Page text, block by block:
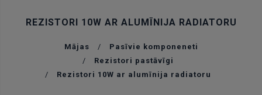
REZISTORI 10W AR ALUMĪNIJA RADIATORU
Mājas /
Pasīvie komponeneti
/
Rezistori pastāvīgi
/
Rezistori 10W ar alumīnija radiatoru